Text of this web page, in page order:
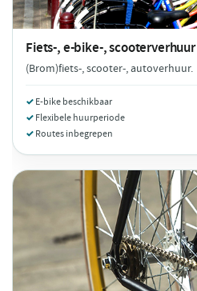
Fiets-, e-bike-, scooterverhuur
(Brom)fiets-, scooter-, autoverhuur.
E-bike beschikbaar
Flexibele huurperiode
Routes inbegrepen